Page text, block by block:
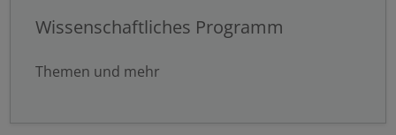
Wissenschaftliches Programm
Themen und mehr